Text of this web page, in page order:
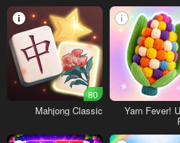
Yarn Fever!
80
Mahjong Classic